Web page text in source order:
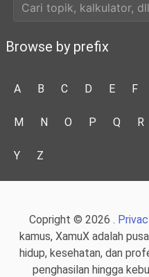
Browse by prefix
A B C D E F
M N O P Q R
Y Z
Copright © 2026 .
kamus, XamuX adalah
hidup, kesehatan, dan
penghasilan hingga